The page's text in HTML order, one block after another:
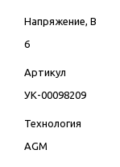
Напряжение, В
6
Артикул
УК-00098209
Технология
AGM